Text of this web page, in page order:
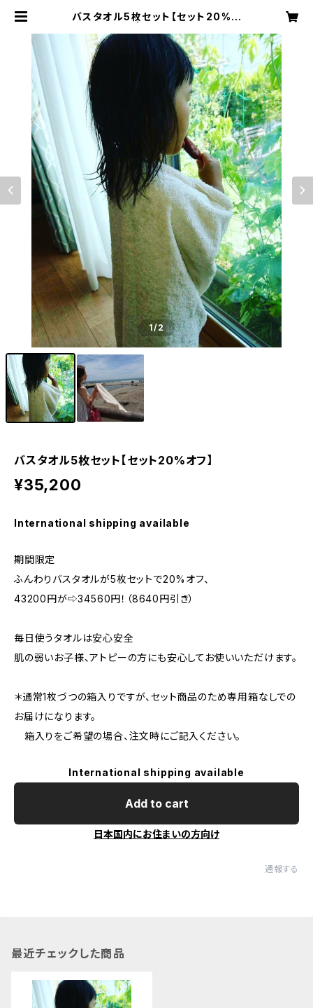
バスタオル5枚セット【セット20%オ
1/2
バスタオル5枚セット【セット20%オフ】
¥35,200
International shipping available
期間限定
ふんわりバスタオルが5枚セットで20%オフ、
43200円が⇨34560円！（8640円引き）
毎日使うタオルは安心安全
肌の弱いお子様、アトピーの方にも安心してお使いいただけます。
＊通常1枚づつの箱入りですが、セット商品のため専用箱なしでの
お届けになります。
箱入りをご希望の場合、注文時にご記入ください。
International shipping available
Add to cart
日本国内にお住まいの方向け
通報する
最近チェックした商品